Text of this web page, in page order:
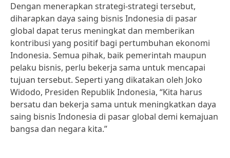
Dengan menerapkan strategi-strategi tersebut,
diharapkan daya saing bisnis Indonesia di pasar
global dapat terus meningkat dan memberikan
kontribusi yang positif bagi pertumbuhan ekonomi
Indonesia. Semua pihak, baik pemerintah maupun
pelaku bisnis, perlu bekerja sama untuk mencapai
tujuan tersebut. Seperti yang dikatakan oleh Joko
Widodo, Presiden Republik Indonesia, “Kita harus
bersatu dan bekerja sama untuk meningkatkan daya
saing bisnis Indonesia di pasar global demi kemajuan
bangsa dan negara kita.”